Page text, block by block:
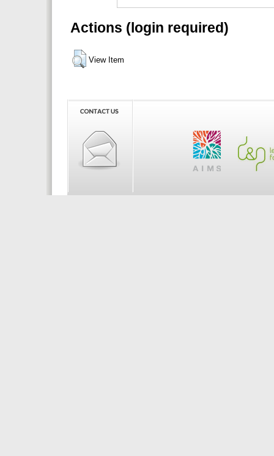
Actions (login required)
View Item